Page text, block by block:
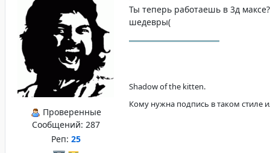
Проверенные
Сообщений: 287
Реп: 25
Ты теперь работаешь в 3д
шедевры(
Shadow of the kitten.
Кому нужна подпись в таком стиле